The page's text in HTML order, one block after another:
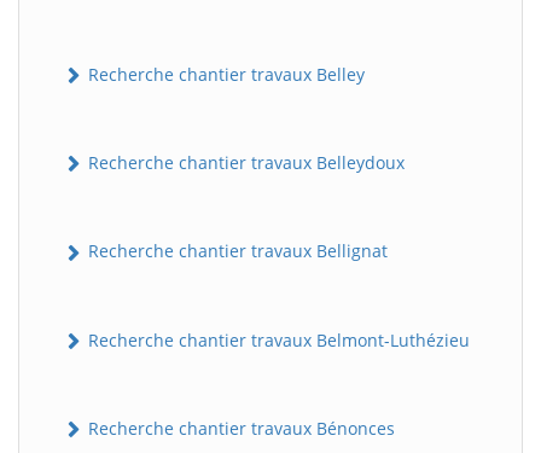
Recherche chantier travaux Belley
Recherche chantier travaux Belleydoux
Recherche chantier travaux Bellignat
Recherche chantier travaux Belmont-Luthézieu
Recherche chantier travaux Bénonces